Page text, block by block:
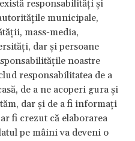
responsabilități și
municipale,
mass-media,
dar și persoane
noastre
responsabilitatea de a
de a ne acoperi gura și
dar și de a fi informați
fi crezut că elaborarea
pe mâini va deveni o